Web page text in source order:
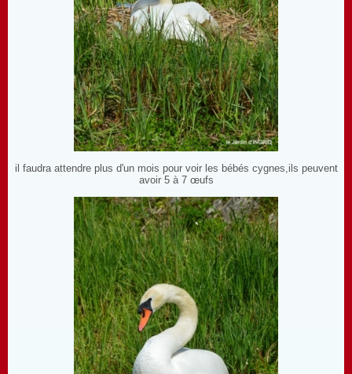
il faudra attendre plus d'un mois pour voir les bébés cygnes,ils peuvent
avoir 5 à 7 œufs